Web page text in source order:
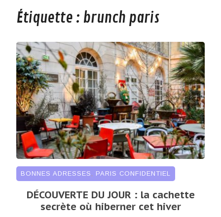
Étiquette : brunch paris
BONNES ADRESSES PARIS CONFIDENTIEL
DÉCOUVERTE DU JOUR : la cachette
secrète où hiberner cet hiver